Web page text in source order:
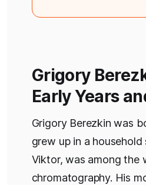
Grigory
Early Years
Grigory Berezkin was
grew up in a
Viktor, was among the
chromatography. His